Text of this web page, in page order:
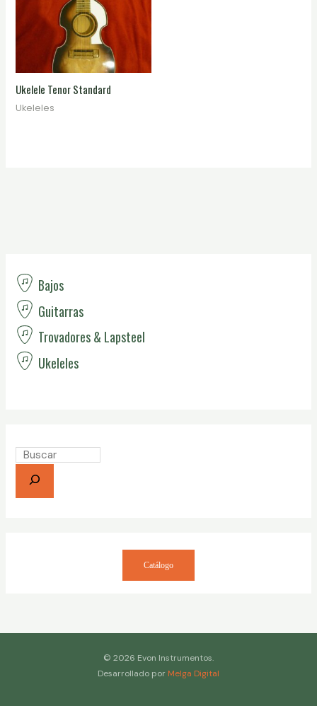
Bajos
Guitarras
Trovadores & Lapsteel
Ukeleles
Catálogo
Ukelele Tenor Standard
Ukeleles
© 2026 Evon Instrumentos.
Desarrollado por Melga Digital